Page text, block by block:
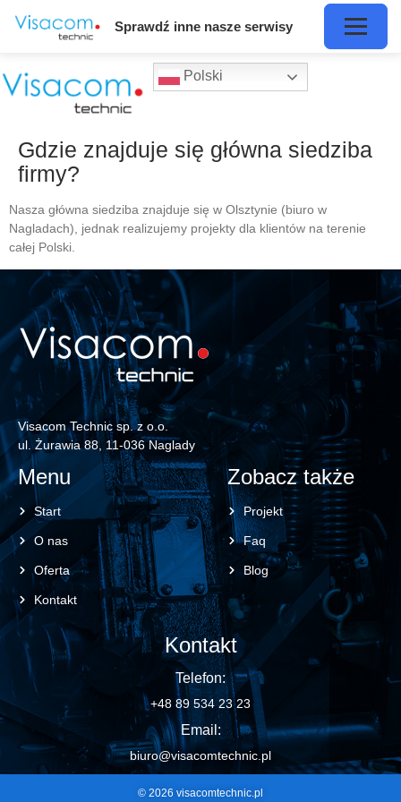
Polski
Gdzie znajduje się główna siedziba
firmy?
Nasza główna siedziba znajduje się w Olsztynie (biuro w
Nagladach), jednak realizujemy projekty dla klientów na terenie
całej Polski.
Visacom Technic sp. z o.o.
ul. Żurawia 88, 11-036 Naglady
Menu
Start
O nas
Oferta
Kontakt
Zobacz także
Projekt
Faq
Blog
Kontakt
Telefon:
+48 89 534 23 23
Email:
biuro@visacomtechnic.pl
© 2026 visacomtechnic.pl
Sprawdź inne nasze serwisy